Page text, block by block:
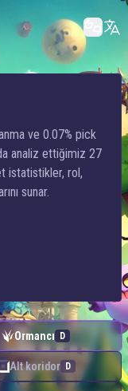
ve 0.07% pick
analiz ettiğimiz 27
istatistikler, rol,
sunar.
Ormancı D
Alt koridor D